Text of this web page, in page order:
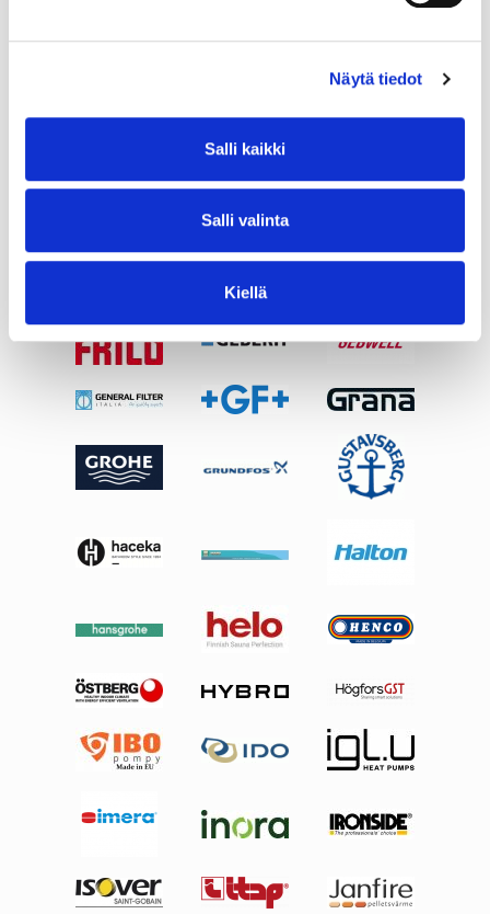
Näytä tiedot
Salli kaikki
Salli valinta
Kiellä